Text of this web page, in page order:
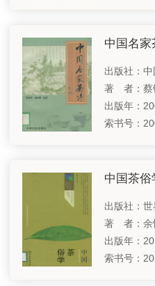
支持我们
联系我们
相关链接
耕耘收获，古今辉映——中华农
铁笔方寸，书从印出——中国
虽由人造，宛自天工——中国古
多元文化各美其美，交流互鉴
奋进新征程 建功新时代——党
古人的智慧—中国科技专题之一
五海三洲之地——西亚国家巡
中国名家
出版社：
著 者：蔡
出版年：
索书号：
中国茶俗
出版社：
著 者：余
出版年：
索书号：